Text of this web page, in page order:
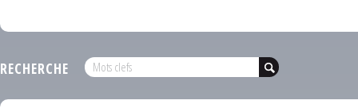
RECHERCHE